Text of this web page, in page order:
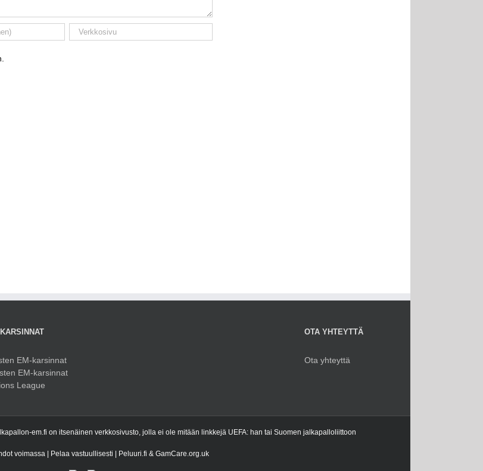
EM-karsinnat
EM-karsinnat
League
OTA YHTEYTTÄ
Ota yhteyttä
em.fi on itsenäinen verkkosivusto, jolla ei ole mitään linkkejä UEFA: han tai Suomen jalkapalloliittoon
voimassa | Pelaa vastuullisesti | Peluuri.fi & GamCare.org.uk